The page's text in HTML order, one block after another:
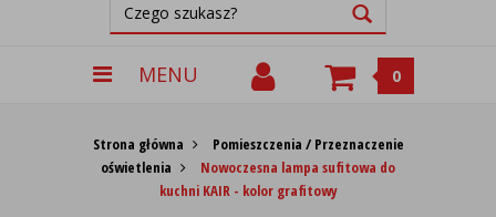
MENU 0
Strona główna
Pomieszczenia / Przeznaczenie
oświetlenia
Nowoczesna lampa sufitowa do
kuchni KAIR - kolor grafitowy